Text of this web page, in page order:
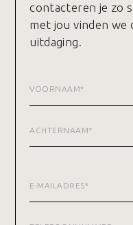
contacteren je zo
met jou vinden we
uitdaging.